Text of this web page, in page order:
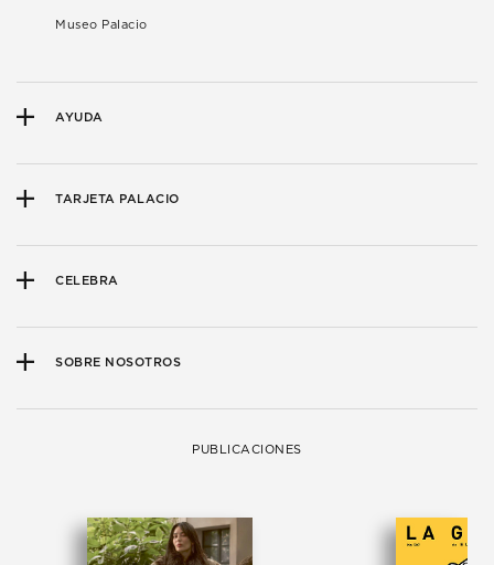
Museo Palacio
AYUDA
TARJETA PALACIO
CELEBRA
SOBRE NOSOTROS
PUBLICACIONES